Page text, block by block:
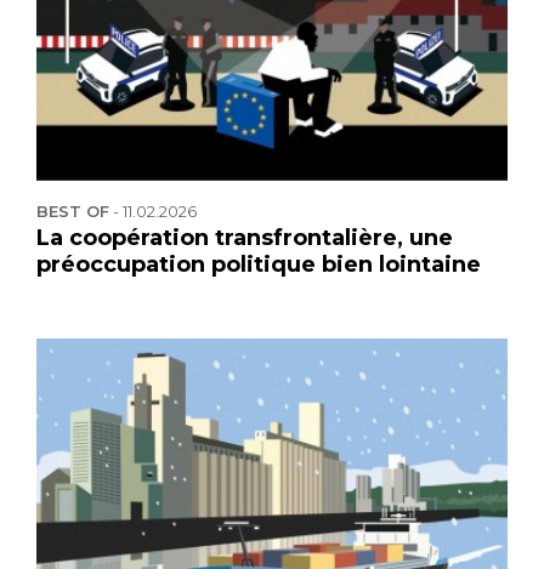
BEST OF-11.02.2026
La coopération transfrontalière, une
préoccupation politique bien lointaine